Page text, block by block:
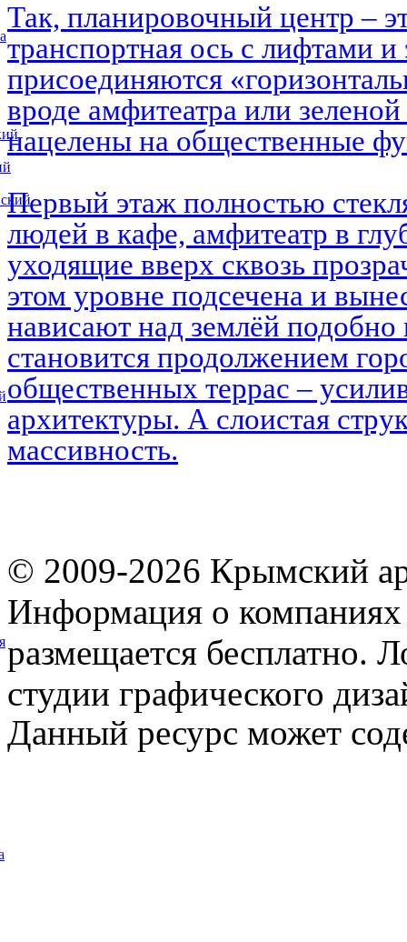
Так, планировочный центр –
транспортная ось с лифтами и
присоединяются
вроде амфитеатра или
нацелены на общественные
Первый этаж полностью
людей в кафе, амфитеатр в
уходящие вверх сквозь
этом уровне подсечена и
нависают над землёй
становится продолжением
общественных террас –
архитектуры. А слоистая
массивность.
© 2009-2026 Крымский
Информация о компаниях
размещается бесплатно.
студии графического
Данный ресурс может